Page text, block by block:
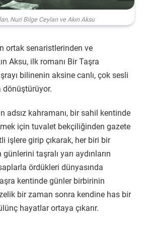
Nuri Bilge Ceylan ve Akın Aksu
ortak senaristlerinden ve
Aksu, ilk romanı Bir Taşra
bilinenin aksine canlı, çok sesli
dönüştürüyor.
adsız kahramanı, bir sahil kentinde
için tuvalet bekçiliğinden gazete
işlere girip çıkarak, her biri bir
taşralı yarı aydınların
ördükleri dünyasında
kentinde günler birbirinin
bir zaman sonra kendine has bir
hayatlar ortaya çıkarır.